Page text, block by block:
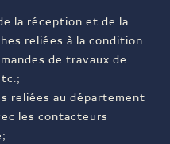
la réception et de la
reliées à la condition
de travaux de
reliées au département
les contacteurs